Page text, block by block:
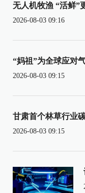
无人机牧渔 “活鲜”
2026-08-03 09:16
“妈祖”为全球应对
2026-08-03 09:15
甘肃首个林草行业
2026-08-03 09:15